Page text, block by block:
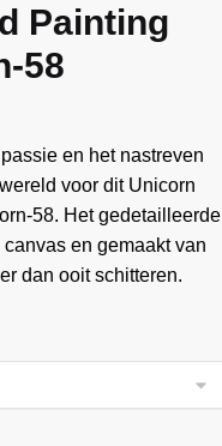
Painting
58
en het nastreven
voor dit Unicorn
58. Het gedetailleerde
en gemaakt van
dan ooit schitteren.